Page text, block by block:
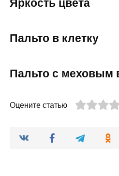
Яркость цвета
Пальто в клетку
Пальто с меховым
Оцените статью